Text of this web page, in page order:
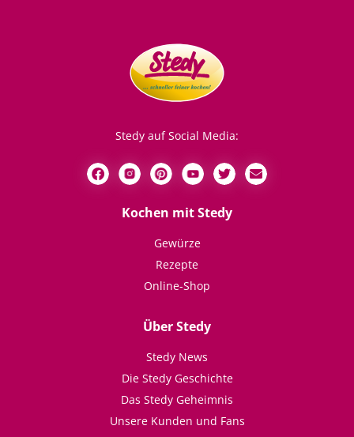
Stedy auf Social Media:
Kochen mit Stedy
Gewürze
Rezepte
Online-Shop
Über Stedy
Stedy News
Die Stedy Geschichte
Das Stedy Geheimnis
Unsere Kunden und Fans